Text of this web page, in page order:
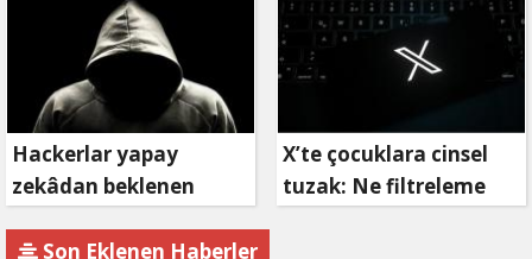
girişimi!
Hackerlar yapay
zekâdan beklenen
X’te çocuklara cinsel
tuzak: Ne filtreleme
Son Eklenen Haberler